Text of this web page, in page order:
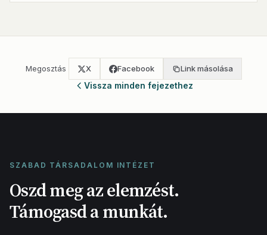
Megosztás X Facebook Link másolása
Vissza minden fejezethez
SZABAD TÁRSADALOM INTÉZET
Oszd meg az elemzést.
Támogasd a munkát.